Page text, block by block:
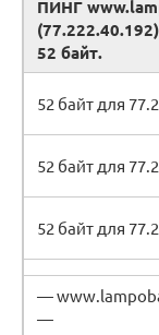
ПИНГ
52 байт.
52 байт для
52 байт для
52 байт для
—
—